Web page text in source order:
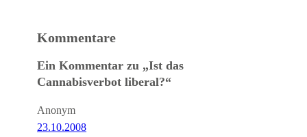
Kommentare
Ein Kommentar zu „Ist das
Cannabisverbot liberal?“
Anonym
23.10.2008